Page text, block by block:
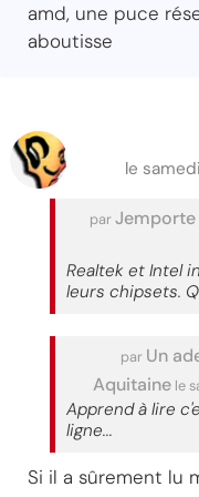
amd, une puce
aboutisse
le
parJemporte
Realtek et Intel
leurs chipsets.
par Un
Aquitaine le
Apprend à lire
ligne...
Si il a sûrement lu